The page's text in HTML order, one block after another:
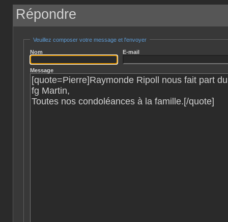
Répondre
Veuillez composer votre message et l'envoyer
Nom
E-mail
Message